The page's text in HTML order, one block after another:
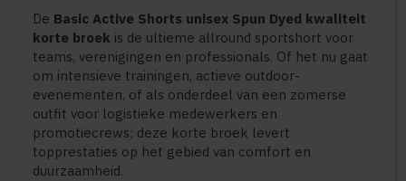
De Basic Active Shorts unisex Spun Dyed kwaliteit
korte broek is de ultieme allround sportshort voor
teams, verenigingen en professionals. Of het nu gaat
om intensieve trainingen, actieve outdoor-
evenementen, of als onderdeel van een zomerse
outfit voor logistieke medewerkers en
promotiecrews; deze korte broek levert
topprestaties op het gebied van comfort en
duurzaamheid.